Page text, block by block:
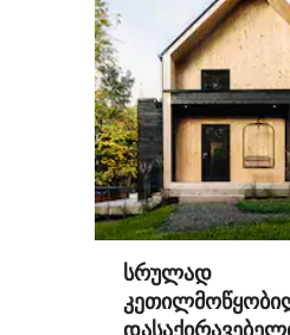
სრულად